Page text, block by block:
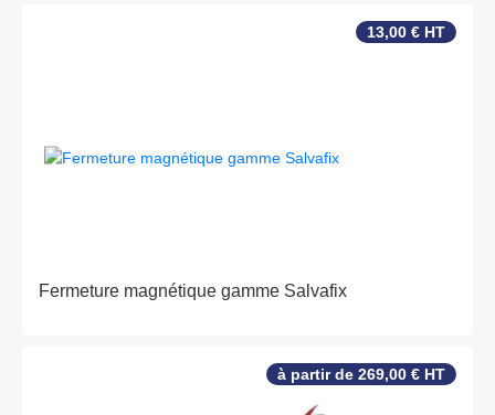
13,00 € HT
Fermeture magnétique gamme Salvafix
à partir de 269,00 € HT